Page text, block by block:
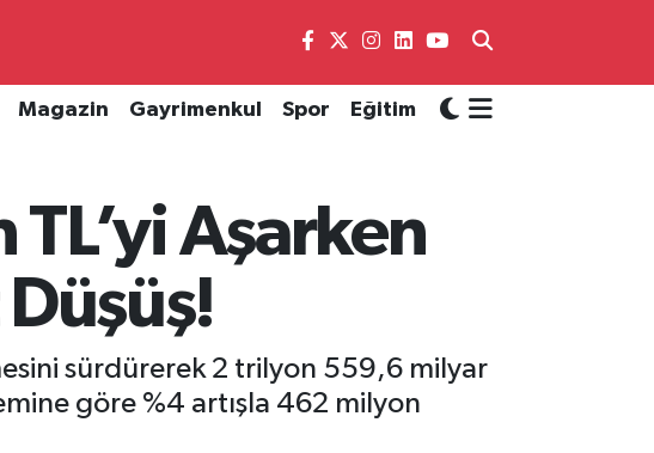
Magazin Gayrimenkul Spor Eğitim
Aşarken
sürdürerek 2 trilyon 559,6 milyar
göre %4 artışla 462 milyon